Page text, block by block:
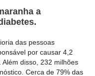
a
das pessoas
por causar 4,2
disso, 232 milhões
Cerca de 79% das